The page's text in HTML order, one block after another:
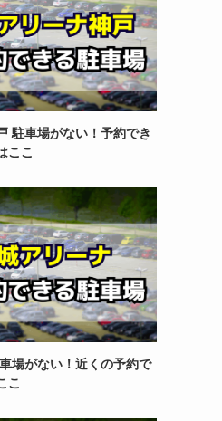
駐車場がない！予約でき
ここ
場がない！近くの予約で
こ